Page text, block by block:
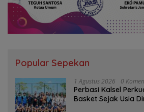
Popular Sepekan
1 Agustus 2026 0
Perbasi Kalsel
Basket Sejak Usia